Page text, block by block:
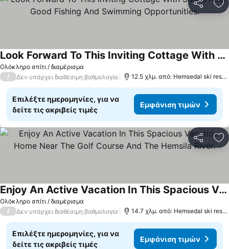
Ολόκληρο σπίτι / διαμέρισμα
Look Forward To This Inviting Cottage With Sauna Near Good Fishing And Swimming Opportunities.
/ Δεν υπάρχει διαθέσιμη βαθμολογία 12.5 χλμ. από: Hemsedal ski resort
Επιλέξτε ημερομηνίες, για να
δείτε τις ακριβείς τιμές
Εμφάνιση τιμών
Ολόκληρο σπίτι / διαμέρισμα
Enjoy An Active Vacation In This Spacious Vacation Home Near The Golf Course And The Hemsila River.
/ Δεν υπάρχει διαθέσιμη βαθμολογία 14.7 χλμ. από: Hemsedal ski resort
Επιλέξτε ημερομηνίες, για να
δείτε τις ακριβείς τιμές
Εμφάνιση τιμών